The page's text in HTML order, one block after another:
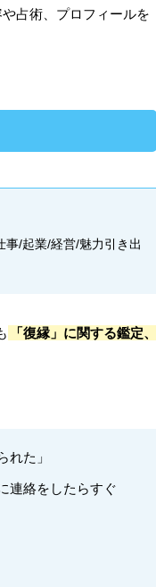
占術、プロフィールを
/起業/経営/魅力引き出
「復縁」に関する鑑定、
れた」
連絡をしたらすぐ